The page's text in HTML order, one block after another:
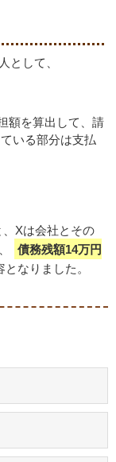
として、
額を算出して、請
いる部分は支払
、Xは会社とその
債務残額14万円
となりました。